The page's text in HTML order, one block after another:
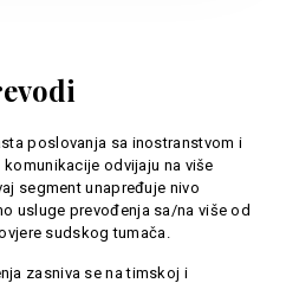
poslovanja sa inostranstvom i
odvijaju na više
segment unapređuje nivo
usluge prevođenja sa/na više od
sudskog tumača.
zasniva se na timskoj i